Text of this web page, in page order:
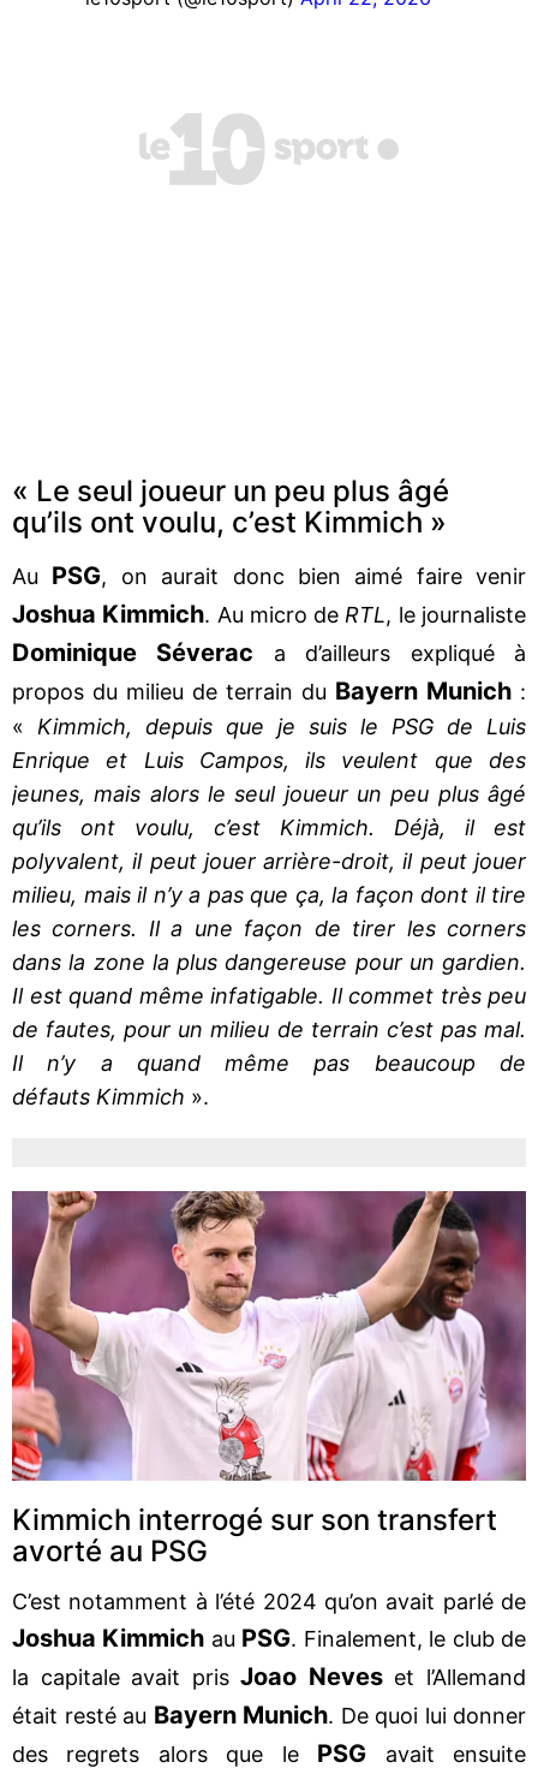
« Le seul joueur un peu plus âgé
qu’ils ont voulu, c’est Kimmich »
Au PSG, on aurait donc bien aimé faire venir
Joshua Kimmich. Au micro de RTL, le journaliste
Dominique Séverac a d’ailleurs expliqué à
propos du milieu de terrain du Bayern Munich :
« Kimmich, depuis que je suis le PSG de Luis
Enrique et Luis Campos, ils veulent que des
jeunes, mais alors le seul joueur un peu plus âgé
qu’ils ont voulu, c’est Kimmich. Déjà, il est
polyvalent, il peut jouer arrière-droit, il peut jouer
milieu, mais il n’y a pas que ça, la façon dont il tire
les corners. Il a une façon de tirer les corners
dans la zone la plus dangereuse pour un gardien.
Il est quand même infatigable. Il commet très peu
de fautes, pour un milieu de terrain c’est pas mal.
Il n’y a quand même pas beaucoup de
défauts Kimmich ».
Kimmich interrogé sur son transfert
avorté au PSG
C’est notamment à l’été 2024 qu’on avait parlé de
Joshua Kimmich au PSG. Finalement, le club de
la capitale avait prisJoao Neveset l’Allemand
était resté au Bayern Munich. De quoi lui donner
des regrets alors que le PSG avait ensuite